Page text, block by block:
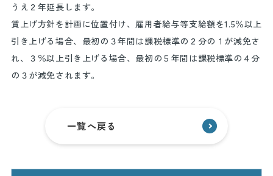
うえ２年延長します。
賃上げ方針を計画に位置付け、雇用者給与等支給額を1.5％以上
引き上げる場合、最初の３年間は課税標準の２分の１が減免さ
れ、３％以上引き上げる場合、最初の５年間は課税標準の４分
の３が減免されます。
一覧へ戻る